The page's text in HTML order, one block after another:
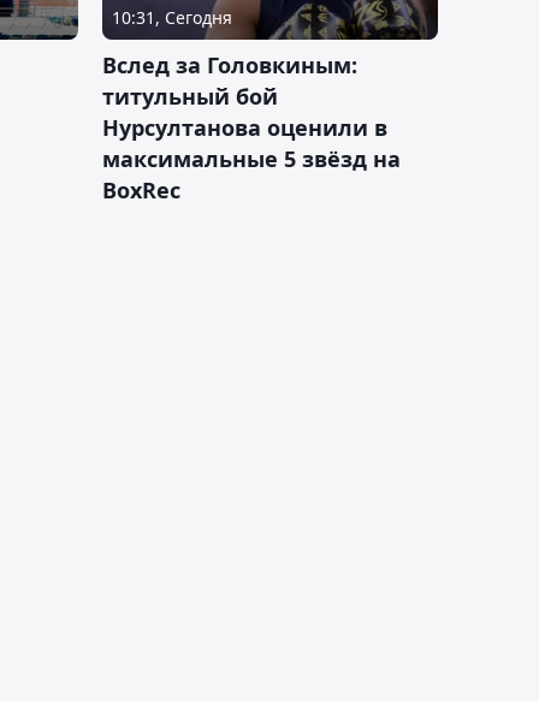
10:31, Сегодня
Вслед за Головкиным:
титульный бой
Нурсултанова оценили в
максимальные 5 звёзд на
BoxRec